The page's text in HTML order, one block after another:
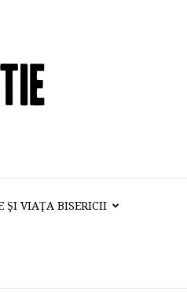
ŞI VIAŢA BISERICII